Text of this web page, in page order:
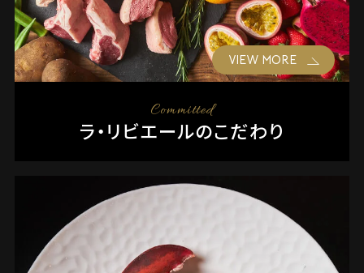
VIEW MORE
Committed
ラ・リビエールのこだわり